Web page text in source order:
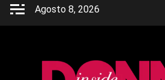
Skip
Agosto 8, 2026